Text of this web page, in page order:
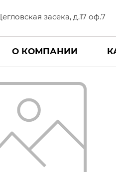
засека, д.17 оф.7
О КОМПАНИИ